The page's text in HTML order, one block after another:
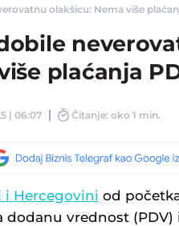
olakšicu: Nema više
plaćanja
| 06:07 Čitanje: oko 1 min.
i Hercegovini od
dodanu vrednost (PDV)